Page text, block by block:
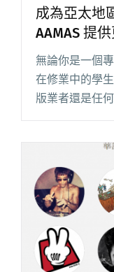
成為亞太地
AAMAS 提
無論你是一個
在修業中的學
版業者還是任
是否曾想望能
或者是求知若
"成為亞太地區
更多機會及最